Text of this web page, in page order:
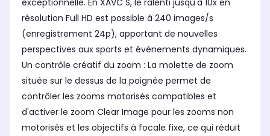
exceptionnelle. En XAVC S, le ralenti jusqu'à 10x en
résolution Full HD est possible à 240 images/s
(enregistrement 24p), apportant de nouvelles
perspectives aux sports et événements dynamiques.
Un contrôle créatif du zoom : La molette de zoom
située sur le dessus de la poignée permet de
contrôler les zooms motorisés compatibles et
d'activer le zoom Clear Image pour les zooms non
motorisés et les objectifs à focale fixe, ce qui réduit